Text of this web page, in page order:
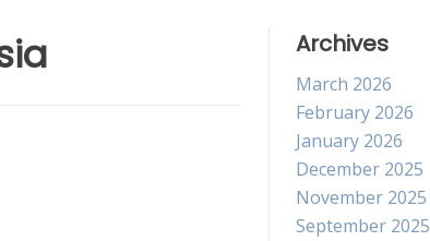
Archives
March 2026
February 2026
January 2026
December 2025
November 2025
September 2025